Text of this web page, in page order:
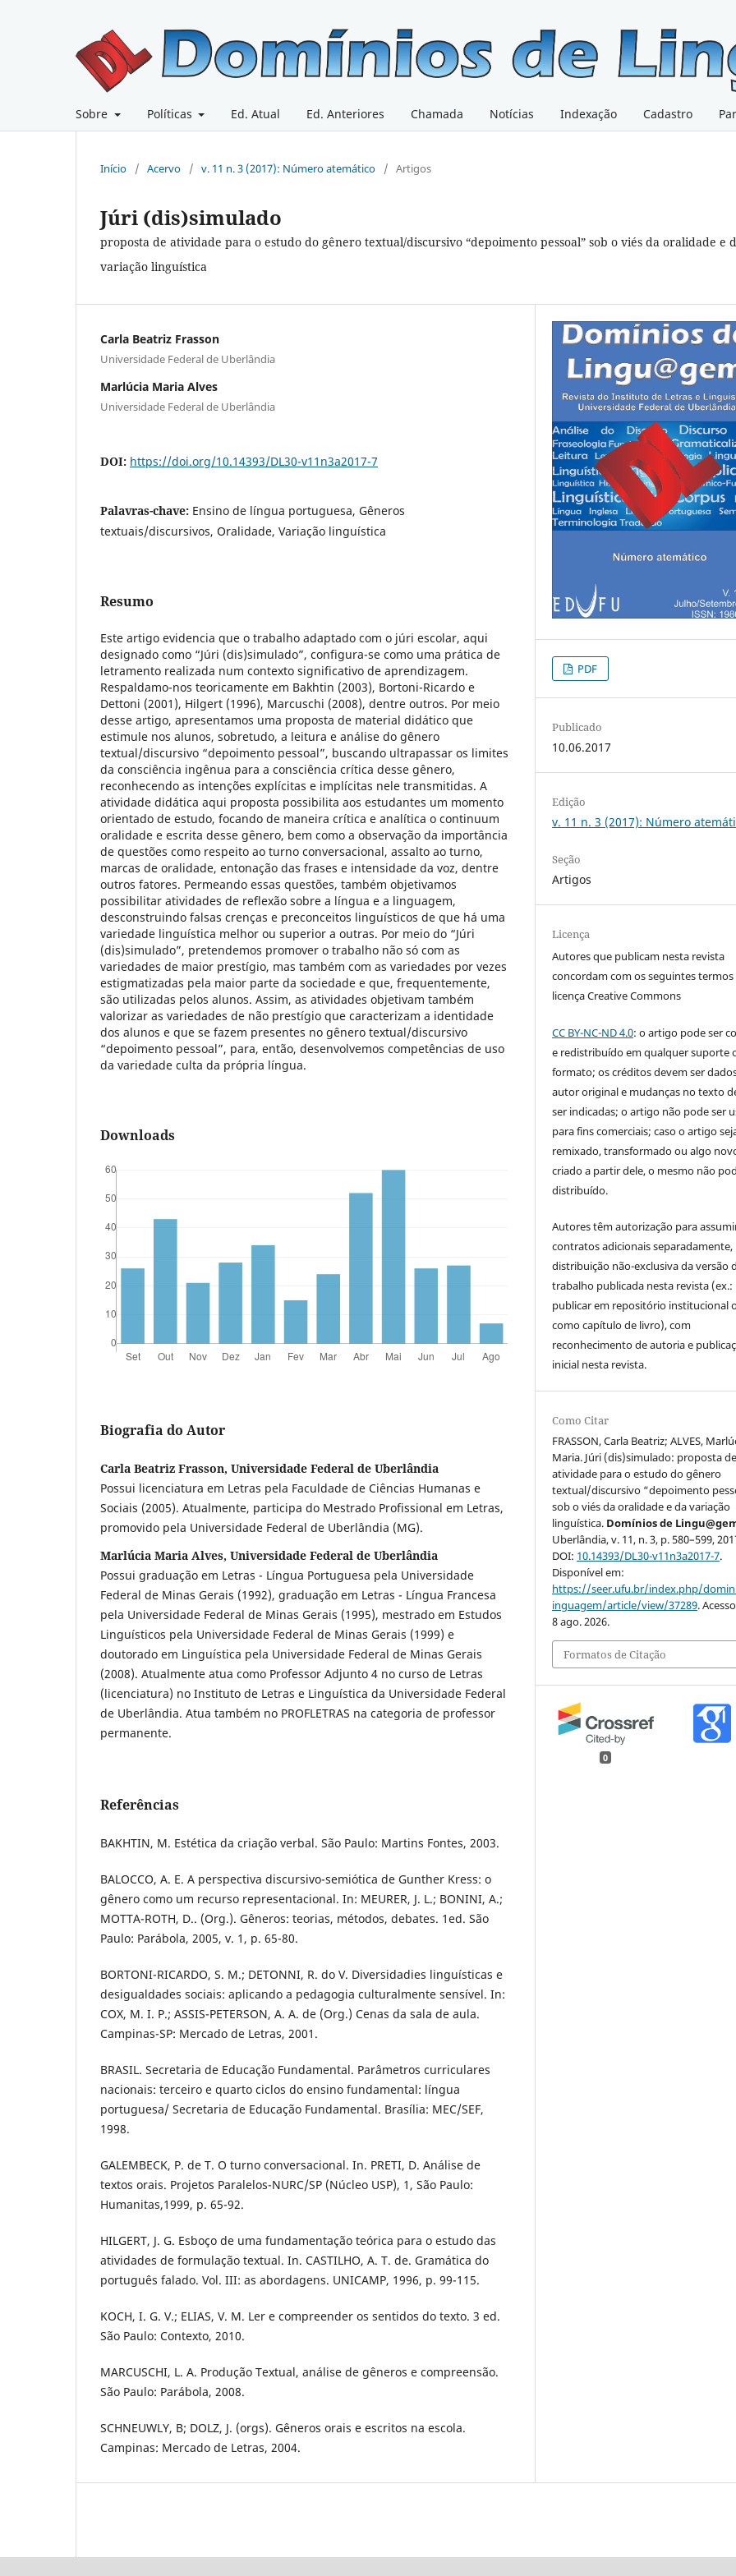
Sobre Políticas Ed. Atual Ed. Anteriores Chamada Notícias Indexação Cadastro
Início / Acervo / v. 11 n. 3 (2017): Número atemático / Artigos
Júri (dis)simulado
proposta de atividade para o estudo do gênero textual/discursivo “depoimento pessoal” sob o viés da oralidade e
variação linguística
Carla Beatriz Frasson
Universidade Federal de Uberlândia
Marlúcia Maria Alves
Universidade Federal de Uberlândia
DOI: https://doi.org/10.14393/DL30-v11n3a2017-7
Palavras-chave: Ensino de língua portuguesa, Gêneros
textuais/discursivos, Oralidade, Variação linguística
Resumo
Este artigo evidencia que o trabalho adaptado com o júri escolar, aqui
designado como “Júri (dis)simulado”, configura-se como uma prática de
letramento realizada num contexto significativo de aprendizagem.
Respaldamo-nos teoricamente em Bakhtin (2003), Bortoni-Ricardo e
Dettoni (2001), Hilgert (1996), Marcuschi (2008), dentre outros. Por meio
desse artigo, apresentamos uma proposta de material didático que
estimule nos alunos, sobretudo, a leitura e análise do gênero
textual/discursivo “depoimento pessoal”, buscando ultrapassar os limites
da consciência ingênua para a consciência crítica desse gênero,
reconhecendo as intenções explícitas e implícitas nele transmitidas. A
atividade didática aqui proposta possibilita aos estudantes um momento
orientado de estudo, focando de maneira crítica e analítica o continuum
oralidade e escrita desse gênero, bem como a observação da importância
de questões como respeito ao turno conversacional, assalto ao turno,
marcas de oralidade, entonação das frases e intensidade da voz, dentre
outros fatores. Permeando essas questões, também objetivamos
possibilitar atividades de reflexão sobre a língua e a linguagem,
desconstruindo falsas crenças e preconceitos linguísticos de que há uma
variedade linguística melhor ou superior a outras. Por meio do “Júri
(dis)simulado”, pretendemos promover o trabalho não só com as
variedades de maior prestígio, mas também com as variedades por vezes
estigmatizadas pela maior parte da sociedade e que, frequentemente,
são utilizadas pelos alunos. Assim, as atividades objetivam também
valorizar as variedades de não prestígio que caracterizam a identidade
dos alunos e que se fazem presentes no gênero textual/discursivo
“depoimento pessoal”, para, então, desenvolvemos competências de uso
da variedade culta da própria língua.
Downloads
Biografia do Autor
Carla Beatriz Frasson, Universidade Federal de Uberlândia
Possui licenciatura em Letras pela Faculdade de Ciências Humanas e
Sociais (2005). Atualmente, participa do Mestrado Profissional em Letras,
promovido pela Universidade Federal de Uberlândia (MG).
Marlúcia Maria Alves, Universidade Federal de Uberlândia
Possui graduação em Letras - Língua Portuguesa pela Universidade
Federal de Minas Gerais (1992), graduação em Letras - Língua Francesa
pela Universidade Federal de Minas Gerais (1995), mestrado em Estudos
Linguísticos pela Universidade Federal de Minas Gerais (1999) e
doutorado em Linguística pela Universidade Federal de Minas Gerais
(2008). Atualmente atua como Professor Adjunto 4 no curso de Letras
(licenciatura) no Instituto de Letras e Linguística da Universidade Federal
de Uberlândia. Atua também no PROFLETRAS na categoria de professor
permanente.
Referências
BAKHTIN, M. Estética da criação verbal. São Paulo: Martins Fontes, 2003.
BALOCCO, A. E. A perspectiva discursivo-semiótica de Gunther Kress: o
gênero como um recurso representacional. In: MEURER, J. L.; BONINI, A.;
MOTTA-ROTH, D.. (Org.). Gêneros: teorias, métodos, debates. 1ed. São
Paulo: Parábola, 2005, v. 1, p. 65-80.
BORTONI-RICARDO, S. M.; DETONNI, R. do V. Diversidadies linguísticas e
desigualdades sociais: aplicando a pedagogia culturalmente sensível. In:
COX, M. I. P.; ASSIS-PETERSON, A. A. de (Org.) Cenas da sala de aula.
Campinas-SP: Mercado de Letras, 2001.
BRASIL. Secretaria de Educação Fundamental. Parâmetros curriculares
nacionais: terceiro e quarto ciclos do ensino fundamental: língua
portuguesa/ Secretaria de Educação Fundamental. Brasília: MEC/SEF,
1998.
GALEMBECK, P. de T. O turno conversacional. In. PRETI, D. Análise de
textos orais. Projetos Paralelos-NURC/SP (Núcleo USP), 1, São Paulo:
Humanitas,1999, p. 65-92.
HILGERT, J. G. Esboço de uma fundamentação teórica para o estudo das
atividades de formulação textual. In. CASTILHO, A. T. de. Gramática do
português falado. Vol. III: as abordagens. UNICAMP, 1996, p. 99-115.
KOCH, I. G. V.; ELIAS, V. M. Ler e compreender os sentidos do texto. 3 ed.
São Paulo: Contexto, 2010.
MARCUSCHI, L. A. Produção Textual, análise de gêneros e compreensão.
São Paulo: Parábola, 2008.
SCHNEUWLY, B; DOLZ, J. (orgs). Gêneros orais e escritos na escola.
Campinas: Mercado de Letras, 2004.
PDF
Publicado
10.06.2017
Edição
v. 11 n. 3 (2017): Número
Seção
Artigos
Licença
Autores que publicam nesta revista
concordam com os seguintes termos
licença Creative Commons
CC BY-NC-ND 4.0: o artigo pode ser
e redistribuído em qualquer suporte
formato; os créditos devem ser
autor original e mudanças no texto
ser indicadas; o artigo não pode ser
para fins comerciais; caso o artigo
remixado, transformado ou algo
criado a partir dele, o mesmo não
distribuído.
Autores têm autorização para
contratos adicionais separadamente,
distribuição não-exclusiva da versão
trabalho publicada nesta revista (ex.:
publicar em repositório institucional
como capítulo de livro), com
reconhecimento de autoria e
inicial nesta revista.
Como Citar
FRASSON, Carla Beatriz; ALVES,
Maria. Júri (dis)simulado: proposta de
atividade para o estudo do gênero
textual/discursivo “depoimento
sob o viés da oralidade e da variação
linguística. Domínios de
Uberlândia, v. 11, n. 3, p. 580–599,
DOI: 10.14393/DL30-v11n3a2017-7.
Disponível em:
https://seer.ufu.br/index.php/
inguagem/article/view/37289.
8 ago. 2026.
Formatos de Citação
0